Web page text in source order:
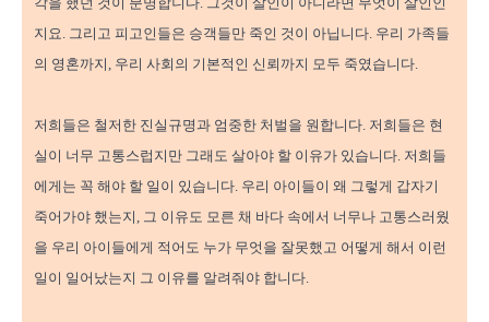
지요. 그리고 피고인들은 승객들만 죽인 것이 아닙니다. 우리 가족들
의 영혼까지, 우리 사회의 기본적인 신뢰까지 모두 죽였습니다.
저희들은 철저한 진실규명과 엄중한 처벌을 원합니다. 저희들은 현
실이 너무 고통스럽지만 그래도 살아야 할 이유가 있습니다. 저희들
에게는 꼭 해야 할 일이 있습니다. 우리 아이들이 왜 그렇게 갑자기
죽어가야 했는지, 그 이유도 모른 채 바다 속에서 너무나 고통스러웠
을 우리 아이들에게 적어도 누가 무엇을 잘못했고 어떻게 해서 이런
일이 일어났는지 그 이유를 알려줘야 합니다.